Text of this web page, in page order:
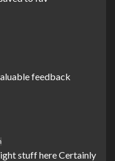
feedback
stuff here Certainly